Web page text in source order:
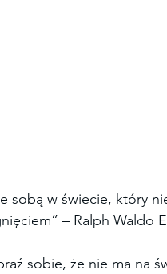
sobą w świecie, który
– Ralph Waldo
sobie, że nie ma na